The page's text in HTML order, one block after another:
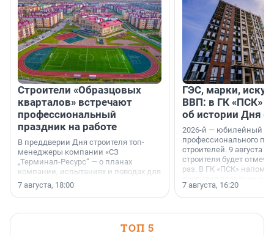
Строители «Образцовых
кварталов» встречают
профессиональный
праздник на работе
В преддверии Дня строителя топ-
менеджеры компании «СЗ
„Терминал-Ресурс“ — о планах
компании, испытаниях и поводах для
осторожного оптимизма.
7 августа, 18:00
ГЭС, марки,
ВВП: в ГК «ПСК»
об истории Дня
2026-й — юбилейный
профессионального
строителей. 9 августа
строителя будет
раз. В ГК «ПСК»
поменялась роль
7 августа, 16:20
ТОП 5